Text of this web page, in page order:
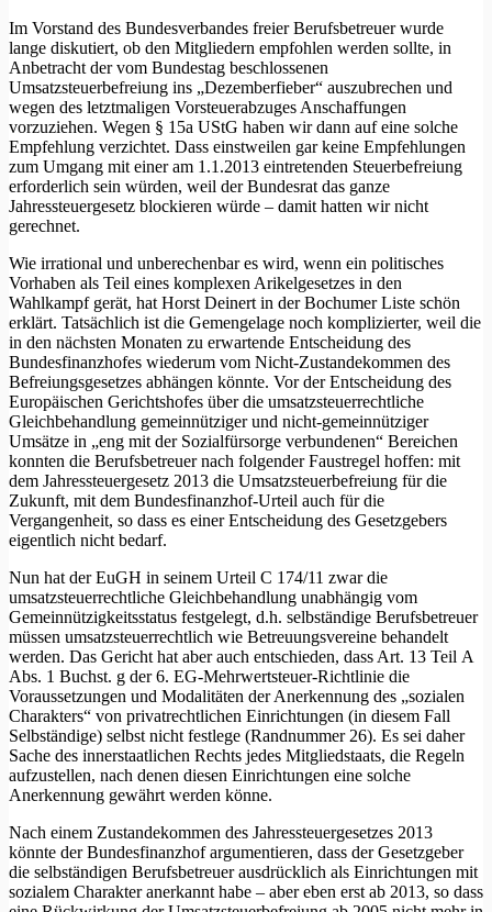
Im Vorstand des Bundesverbandes freier Berufsbetreuer wurde
lange diskutiert, ob den Mitgliedern empfohlen werden sollte, in
Anbetracht der vom Bundestag beschlossenen
Umsatzsteuerbefreiung ins „Dezemberfieber“ auszubrechen und
wegen des letztmaligen Vorsteuerabzuges Anschaffungen
vorzuziehen. Wegen § 15a UStG haben wir dann auf eine solche
Empfehlung verzichtet. Dass einstweilen gar keine Empfehlungen
zum Umgang mit einer am 1.1.2013 eintretenden Steuerbefreiung
erforderlich sein würden, weil der Bundesrat das ganze
Jahressteuergesetz blockieren würde – damit hatten wir nicht
gerechnet.
Wie irrational und unberechenbar es wird, wenn ein politisches
Vorhaben als Teil eines komplexen Arikelgesetzes in den
Wahlkampf gerät, hat Horst Deinert in der Bochumer Liste schön
erklärt. Tatsächlich ist die Gemengelage noch komplizierter, weil die
in den nächsten Monaten zu erwartende Entscheidung des
Bundesfinanzhofes wiederum vom Nicht-Zustandekommen des
Befreiungsgesetzes abhängen könnte. Vor der Entscheidung des
Europäischen Gerichtshofes über die umsatzsteuerrechtliche
Gleichbehandlung gemeinnütziger und nicht-gemeinnütziger
Umsätze in „eng mit der Sozialfürsorge verbundenen“ Bereichen
konnten die Berufsbetreuer nach folgender Faustregel hoffen: mit
dem Jahressteuergesetz 2013 die Umsatzsteuerbefreiung für die
Zukunft, mit dem Bundesfinanzhof-Urteil auch für die
Vergangenheit, so dass es einer Entscheidung des Gesetzgebers
eigentlich nicht bedarf.
Nun hat der EuGH in seinem Urteil C 174/11 zwar die
umsatzsteuerrechtliche Gleichbehandlung unabhängig vom
Gemeinnützigkeitsstatus festgelegt, d.h. selbständige Berufsbetreuer
müssen umsatzsteuerrechtlich wie Betreuungsvereine behandelt
werden. Das Gericht hat aber auch entschieden, dass Art. 13 Teil A
Abs. 1 Buchst. g der 6. EG-Mehrwertsteuer-Richtlinie die
Voraussetzungen und Modalitäten der Anerkennung des „sozialen
Charakters“ von privatrechtlichen Einrichtungen (in diesem Fall
Selbständige) selbst nicht festlege (Randnummer 26). Es sei daher
Sache des innerstaatlichen Rechts jedes Mitgliedstaats, die Regeln
aufzustellen, nach denen diesen Einrichtungen eine solche
Anerkennung gewährt werden könne.
Nach einem Zustandekommen des Jahressteuergesetzes 2013
könnte der Bundesfinanzhof argumentieren, dass der Gesetzgeber
die selbständigen Berufsbetreuer ausdrücklich als Einrichtungen mit
sozialem Charakter anerkannt habe – aber eben erst ab 2013, so dass